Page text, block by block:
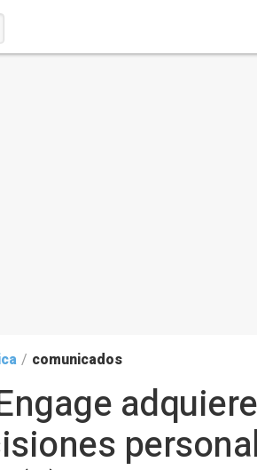
/ comunicados